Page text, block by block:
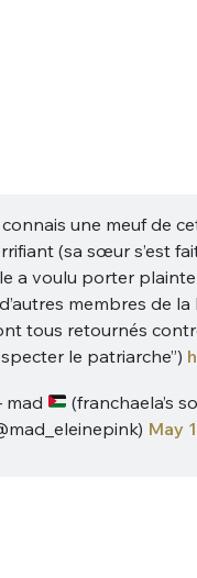
une meuf de
(sa sœur s’est
a voulu porter plainte
membres de la
tous retournés
le patriarche”)
(franchaela’s
May